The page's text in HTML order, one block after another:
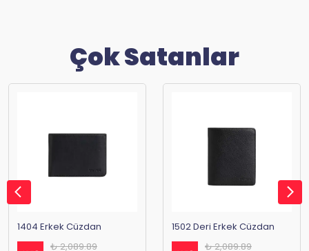
Çok Satanlar
1404 Erkek Cüzdan
₺ 2,089.89
1502 Deri Erkek Cüzdan
₺ 2,089.89